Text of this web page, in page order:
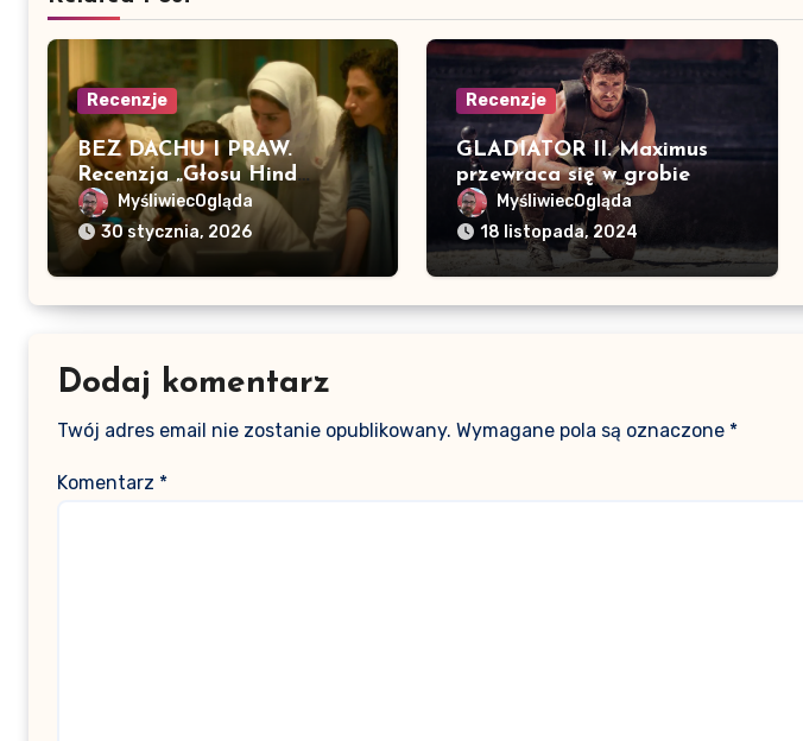
Recenzje
BEZ DACHU I PRAW.
Recenzja „Głosu Hind
Rajab”MyśliwiecOgląda
30 stycznia, 2026
Recenzje
GLADIATOR II. Maximus
przewraca się w grobie
MyśliwiecOgląda
18 listopada, 2024
Dodaj komentarz
Twój adres email nie zostanie opublikowany. Wymagane pola są oznaczone *
Komentarz *